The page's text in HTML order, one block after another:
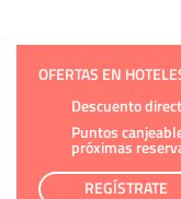
OFERTAS EN
Descuento
Puntos
próximas
REGÍSTRATE